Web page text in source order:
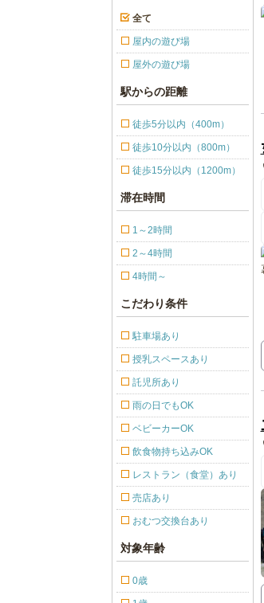
全て
屋内の遊び場
屋外の遊び場
駅からの距離
徒歩5分以内（400m）
徒歩10分以内（800m）
徒歩15分以内（1200m）
滞在時間
1～2時間
2～4時間
4時間～
こだわり条件
駐車場あり
授乳スペースあり
託児所あり
雨の日でもOK
ベビーカーOK
飲食物持ち込みOK
レストラン（食堂）あり
売店あり
おむつ交換台あり
対象年齢
0歳